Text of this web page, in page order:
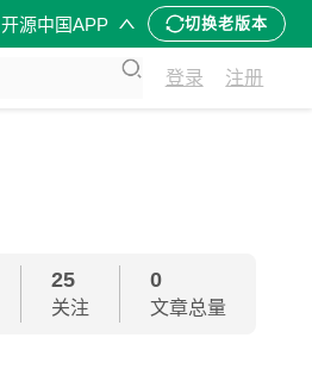
开源中国APP 切换老版本
登录 注册
25
关注
0
文章总量